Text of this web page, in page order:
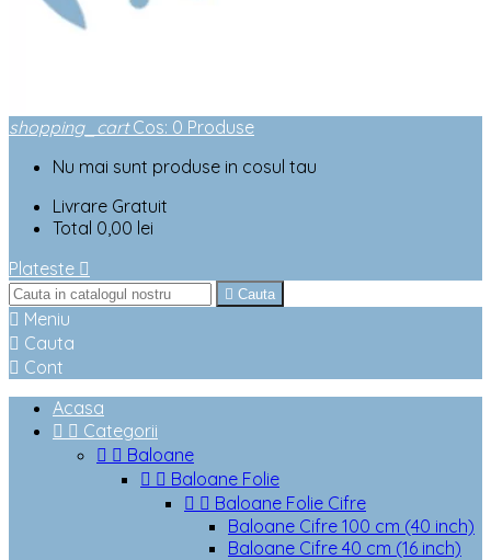
shopping_cart Cos: 0 Produse
Nu mai sunt produse in cosul tau
Livrare Gratuit
Total 0,00 lei
Plateste 
 Cauta
 Meniu
 Cauta
 Cont
Acasa
  Categorii
  Baloane
  Baloane Folie
  Baloane Folie Cifre
Baloane Cifre 100 cm (40 inch)
Baloane Cifre 40 cm (16 inch)